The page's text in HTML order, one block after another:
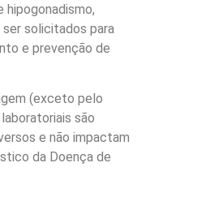
hipogonadismo,
solicitados para
e prevenção de
(exceto pelo
são
e não impactam
da Doença de